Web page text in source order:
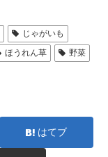
じゃがいも
ほうれん草
野菜
はてブ